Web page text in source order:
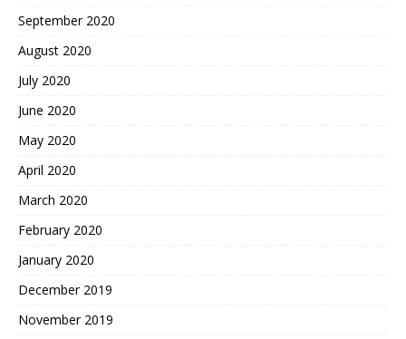
September 2020
August 2020
July 2020
June 2020
May 2020
April 2020
March 2020
February 2020
January 2020
December 2019
November 2019